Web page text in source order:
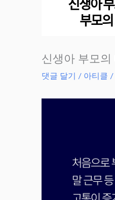
신생아 부모의
댓글 달기 / 아티클 /